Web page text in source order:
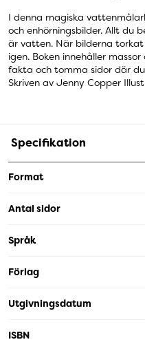
I denna magiska
och enhörningsbilder. Allt du
är vatten. När bilderna
igen. Boken innehåller
fakta och tomma sidor där
Skriven av Jenny Copper
Specifikation
Format
Antal sidor
Språk
Förlag
Utgivningsdatum
ISBN